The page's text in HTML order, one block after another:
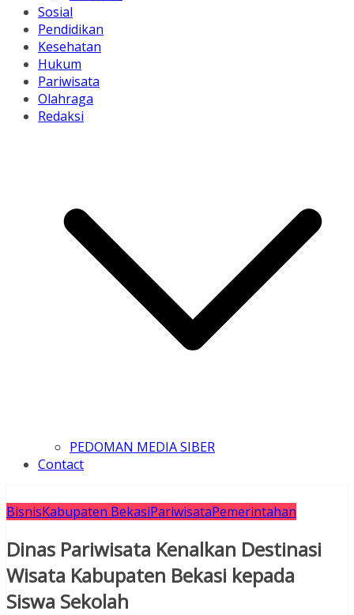
Sosial
Pendidikan
Kesehatan
Hukum
Pariwisata
Olahraga
Redaksi
PEDOMAN MEDIA SIBER
Contact
BisnisKabupaten BekasiPariwisataPemerintahan
Dinas Pariwisata Kenalkan Destinasi
Wisata Kabupaten Bekasi kepada
Siswa Sekolah